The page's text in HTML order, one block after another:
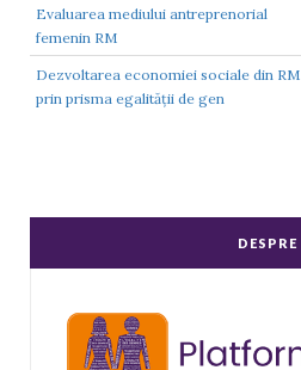
Evaluarea mediului antreprenorial
femenin RM
Dezvoltarea economiei sociale din RM
prin prisma egalității de gen
DESPRE